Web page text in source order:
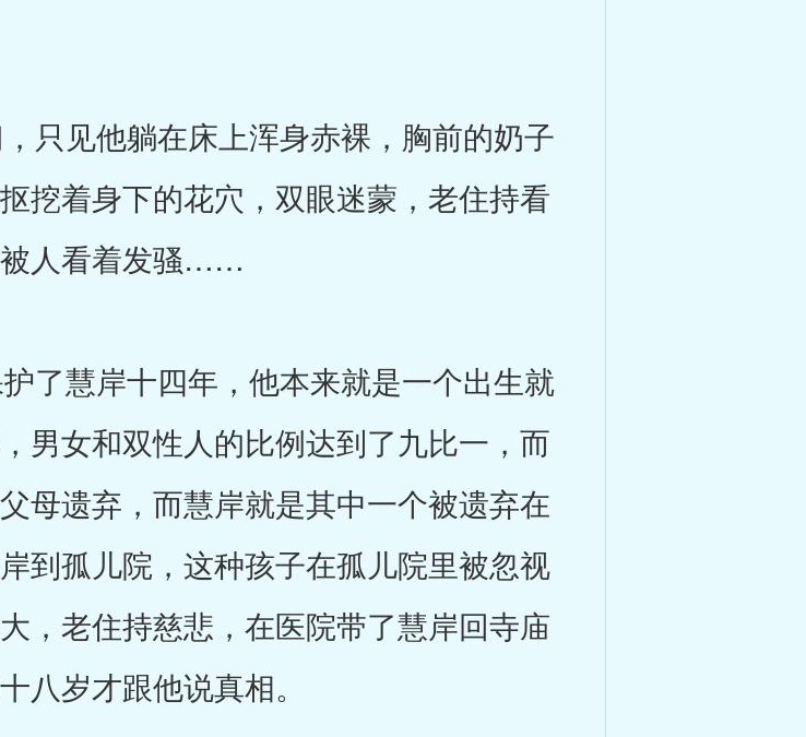
只见他躺在床上浑身赤裸，胸前的奶子
挖着身下的花穴，双眼迷蒙，老住持看
被人看着发骚……
了慧岸十四年，他本来就是一个出生就
男女和双性人的比例达到了九比一，而
母遗弃，而慧岸就是其中一个被遗弃在
到孤儿院，这种孩子在孤儿院里被忽视
，老住持慈悲，在医院带了慧岸回寺庙
八岁才跟他说真相。